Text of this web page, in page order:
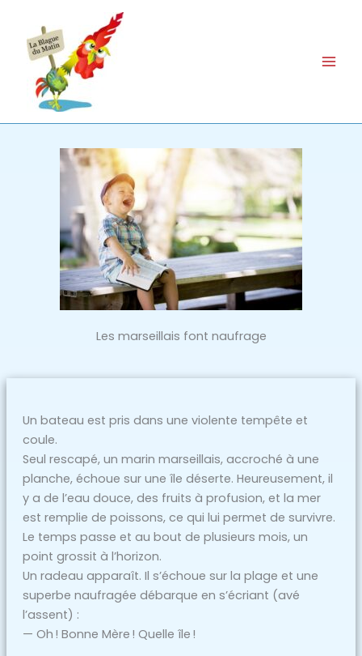
contenu
Les marseillais font naufrage
Un bateau est pris dans une violente tempête et
coule.
Seul rescapé, un marin marseillais, accroché à une
planche, échoue sur une île déserte. Heureusement, il
y a de l’eau douce, des fruits à profusion, et la mer
est remplie de poissons, ce qui lui permet de survivre.
Le temps passe et au bout de plusieurs mois, un
point grossit à l’horizon.
Un radeau apparaît. Il s’échoue sur la plage et une
superbe naufragée débarque en s’écriant (avé
l’assent) :
— Oh ! Bonne Mère ! Quelle île !